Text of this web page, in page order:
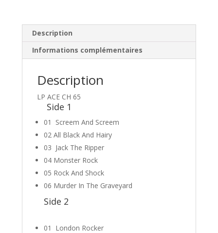
Description
Informations complémentaires
Description
LP ACE CH 65
Side 1
01 Screem And Screem
02 All Black And Hairy
03 Jack The Ripper
04 Monster Rock
05 Rock And Shock
06 Murder In The Graveyard
Side 2
01 London Rocker